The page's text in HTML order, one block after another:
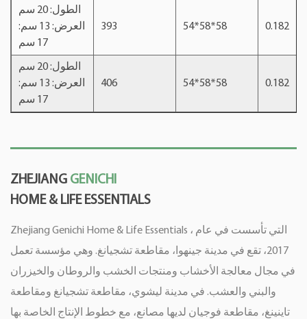
الطول: 20 سم
العرض: 13 سم:
17 سم
393 54*58*58 0.182
الطول: 20 سم
العرض: 13 سم:
17 سم
406 54*58*58 0.182
ZHEJIANG GENICHI
HOME & LIFE ESSENTIALS
Zhejiang Genichi Home & Life Essentials ، التي تأسست في عام
2017، تقع في مدينة جينهوا، مقاطعة تشجيانغ. وهي مؤسسة تعمل
في مجال معالجة الأخشاب ومنتجات الخشب والروطان والخيزران
والبني والعشب. في مدينة ليشوي، مقاطعة تشجيانغ ومقاطعة
تاينينغ، مقاطعة فوجيان لديها مصانع، مع خطوط الإنتاج الخاصة بها